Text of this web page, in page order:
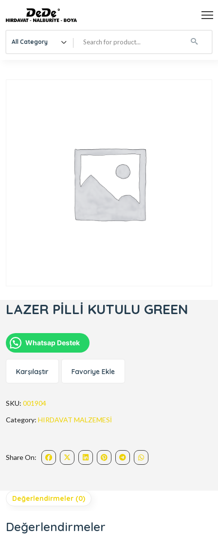
All Category
LAZER PİLLİ KUTULU GREEN
Whatsap Destek
Karşılaştır Favoriye Ekle
SKU: 001904
Category: HIRDAVAT MALZEMESİ
Share On:
Değerlendirmeler (0)
Değerlendirmeler